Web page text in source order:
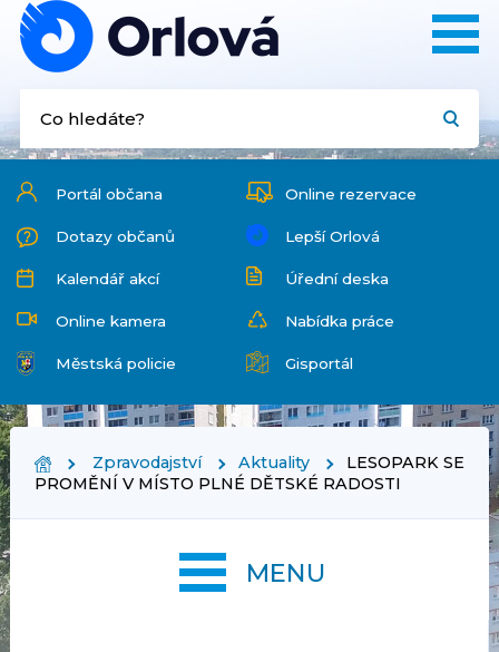
Portál občana Online rezervace
Dotazy občanů Lepší Orlová
Kalendář akcí Úřední deska
Online kamera Nabídka práce
Městská policie Gisportál
Zpravodajství Aktuality
LESOPARK SE
PROMĚNÍ V MÍSTO PLNÉ DĚTSKÉ RADOSTI
MENU